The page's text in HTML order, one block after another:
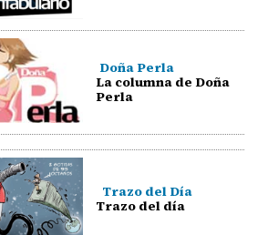
Doña Perla
La columna de Doña
Perla
Trazo del Día
Trazo del día